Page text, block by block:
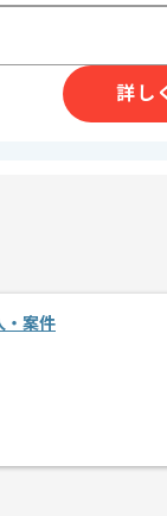
テムの知識
用保守経験
アルなどのドキュ
いた開発実務経験
有
詳し
・案件